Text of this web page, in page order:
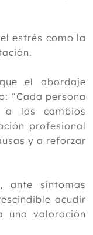
estrés como la
el abordaje
“Cada persona
a los cambios
profesional
y a reforzar
ante síntomas
acudir
una valoración